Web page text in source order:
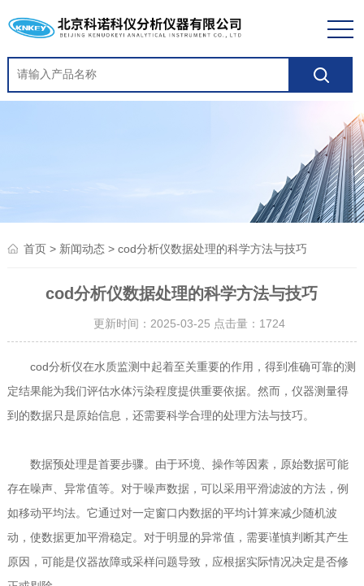
首页> 新闻动态> cod分析仪数据处理的科学方法与技巧
cod分析仪数据处理的科学方法与技巧
更新时间：2025-03-25 点击量： 1724
cod分析仪在水质监测中起着至关重要的作用，得到准确可靠的测
定结果能为我们评估水体污染程度提供重要依据。然而，仪器测量得
到的数据只是原始信息，还需要科学合理的处理方法与技巧。
数据预处理是首要步骤。由于环境、操作等因素，原始数据可能
存在噪声、异常值等。对于噪声数据，可以采用平滑滤波的方法，例
如移动平均法。它通过对一定窗口内数据的平均计算来减少随机波
动，使数据更加平滑稳定。对于明显的异常值，需要谨慎判断其产生
原因，可能是仪器故障或采样问题导致，应根据实际情况决定是否修